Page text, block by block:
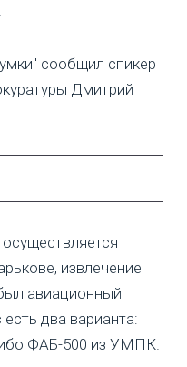
сообщил спикер
Дмитрий
извлечение
авиационный
два варианта:
ФАБ-500 из УМПК.